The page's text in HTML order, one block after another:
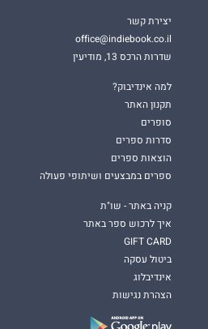
יצירת קשר
office@indiebook.co.il
שדרות הרכס 13, מודיעין
למה אינדיבוק?
תקנון האתר
סופרים
סדרות ספרים
הוצאות ספרים
ספרים במבצעים ושיתופי פעולה
קניה באתר - שו"ת
איך לרכוש ספר באתר
GIFT CARD
ביטול עסקה
אינדיבלוג
הצהרת נגישות